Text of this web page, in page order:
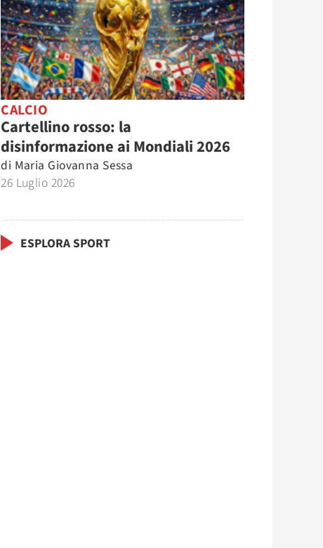
CALCIO
Cartellino rosso: la
disinformazione ai Mondiali 2026
di Maria Giovanna Sessa
26 Luglio 2026
ESPLORA SPORT